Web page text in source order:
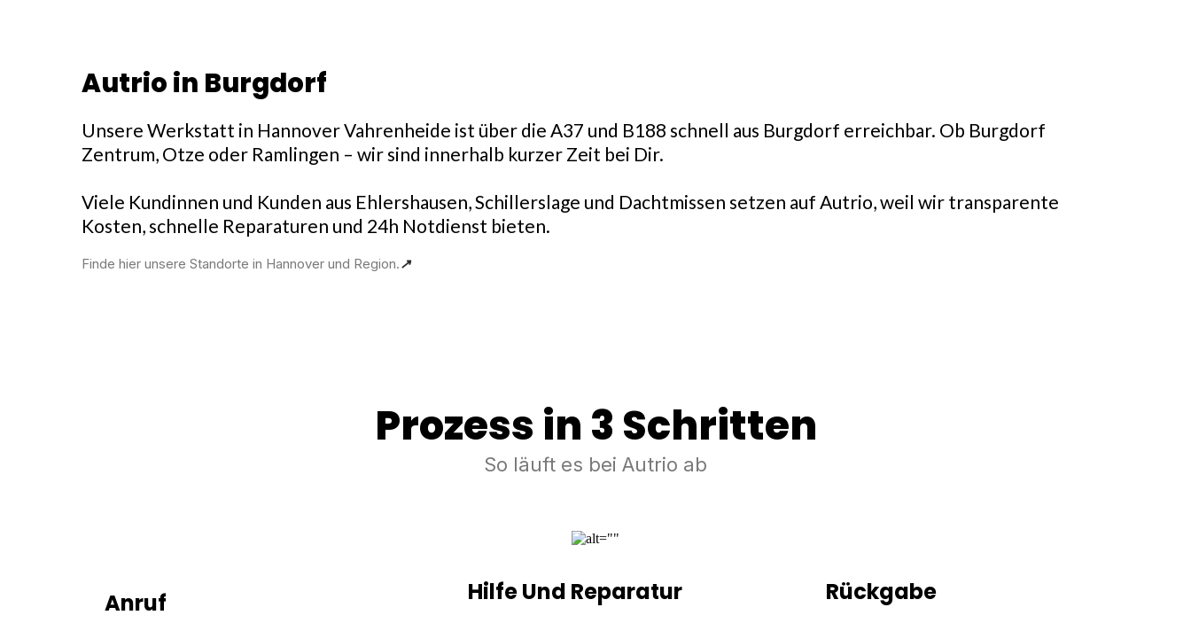
Autrio in Burgdorf
Unsere Werkstatt in Hannover Vahrenheide ist über die A37 und B188 schnell aus Burgdorf erreichbar. Ob Burgdorf
Zentrum, Otze oder Ramlingen – wir sind innerhalb kurzer Zeit bei Dir.
Viele Kundinnen und Kunden aus Ehlershausen, Schillerslage und Dachtmissen setzen auf Autrio, weil wir transparente
Kosten, schnelle Reparaturen und 24h Notdienst bieten.
Finde hier unsere Standorte in Hannover und Region.↗
Prozess in 3 Schritten
So läuft es bei Autrio ab
Anruf Hilfe Und Reparatur Rückgabe